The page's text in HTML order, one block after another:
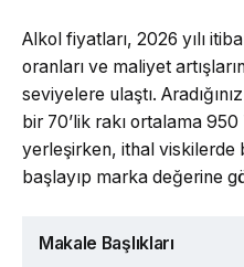
Alkol fiyatları, 2026 yılı
oranları ve maliyet
seviyelere ulaştı.
bir 70’lik rakı ortalama 950
yerleşirken, ithal viskilerde
başlayıp marka değerine
Makale Başlıkları